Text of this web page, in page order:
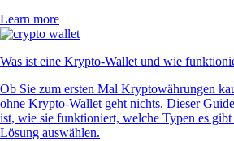
Learn more
Was ist eine Krypto-Wallet und wie
Ob Sie zum ersten Mal Kryptowährungen
ohne Krypto-Wallet geht nichts. Dieser
ist, wie sie funktioniert, welche Typen es
Lösung auswählen.